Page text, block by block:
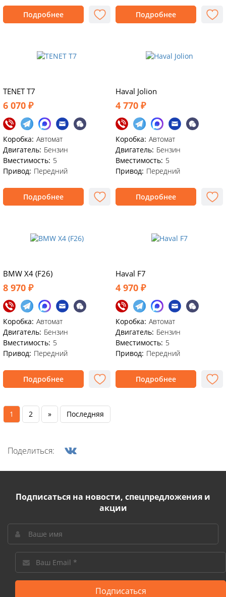
Подробнее Подробнее
TENET T7
6 070 ₽
Коробка: Автомат
Двигатель: Бензин
Вместимость: 5
Привод: Передний
Подробнее
Haval Jolion
4 770 ₽
Коробка: Автомат
Двигатель: Бензин
Вместимость: 5
Привод: Передний
Подробнее
BMW X4 (F26)
8 970 ₽
Коробка: Автомат
Двигатель: Бензин
Вместимость: 5
Привод: Передний
Подробнее
Haval F7
4 970 ₽
Коробка: Автомат
Двигатель: Бензин
Вместимость: 5
Привод: Передний
Подробнее
1 2 » Последняя
Поделиться:
Подписаться на новости, спецпредложения и
акции
Подписаться